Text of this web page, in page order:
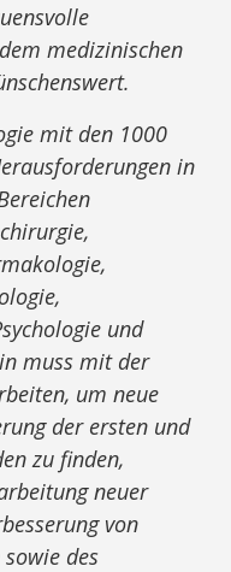
medizinischen
mit den 1000
in
und
muss mit der
um neue
der ersten und
zu finden,
neuer
von
des